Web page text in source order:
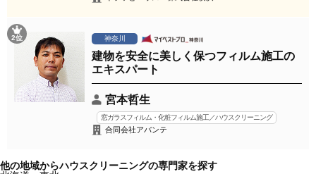
2位 神奈川
建物を安全に美しく保つフィルム施工の
エキスパート
宮本哲生
窓ガラスフィルム・化粧フィルム施工／ハウスクリーニング
合同会社アバンテ
他の地域からハウスクリーニングの専門家を探す